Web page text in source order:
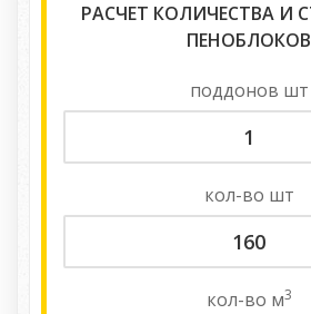
РАСЧЕТ КОЛИЧЕСТВА И
ПЕНОБЛОКОВ
поддонов шт
кол-во шт
кол-во м3